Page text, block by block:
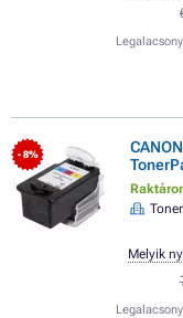
- 8%
Melyik